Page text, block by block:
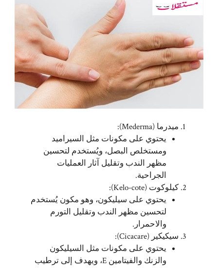
ميدرما (Mederma):
يحتوي على مكونات مثل السيراميد
ومستخلص البصل، ويُستخدم لتحسين
مظهر الندب وتقليل آثار العمليات
الجراحية.
كيلوكوت (Kelo-cote):
يحتوي على سيليكون، وهو مكون يُستخدم
لتحسين مظهر الندب وتقليل التورم
والاحمرار.
سيكيكير (Cicacare):
يحتوي على مكونات مثل السيليكون
والزنك والفيتامين E، ويهدف إلى ترطيب